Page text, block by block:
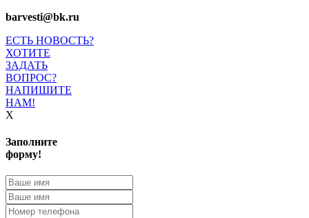
barvesti@bk.ru
ЕСТЬ НОВОСТЬ?
ХОТИТЕ
ЗАДАТЬ
ВОПРОС?
НАПИШИТЕ
НАМ!
X
Заполните
форму!